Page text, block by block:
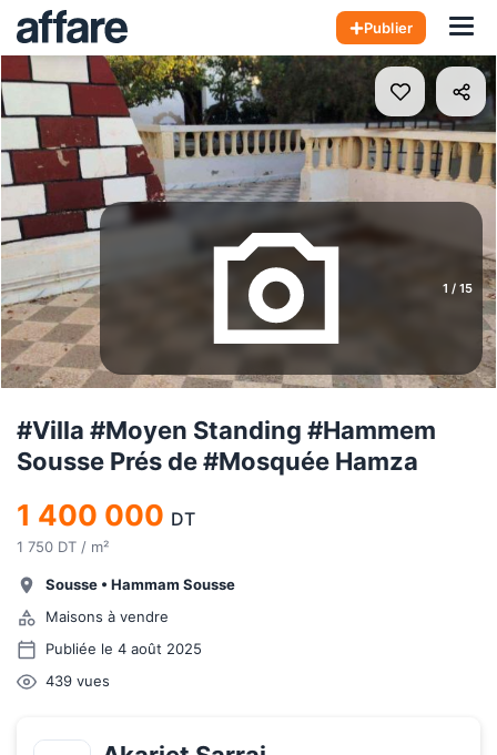
Publier
1 / 15
#Villa #Moyen Standing #Hammem
Sousse Prés de #Mosquée Hamza
1 400 000 DT
1 750 DT / m²
Sousse • Hammam Sousse
Maisons à vendre
Publiée le 4 août 2025
439 vues